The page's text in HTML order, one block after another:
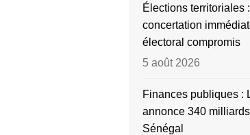
Élections territoriales
concertation
électoral compromis
5 août 2026
Finances publiques :
annonce 340
Sénégal